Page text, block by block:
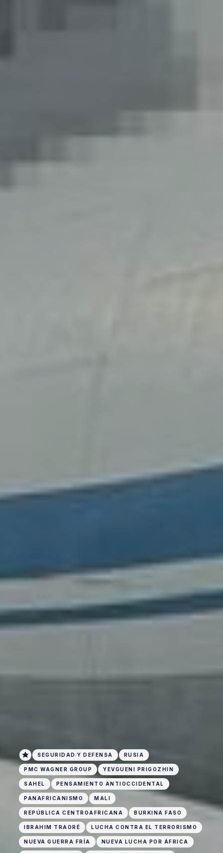
SEGURIDAD Y DEFENSA RUSIA
PMC WAGNER GROUP YEVGUENI PRIGOZHIN
SAHEL PENSAMIENTO ANTIOCCIDENTAL
PANAFRICANISMO MALI
REPÚBLICA CENTROAFRICANA BURKINA FASO
IBRAHIM TRAORÉ LUCHA CONTRA EL TERRORISMO
NUEVA GUERRA FRÍA NUEVA LUCHA POR ÁFRICA